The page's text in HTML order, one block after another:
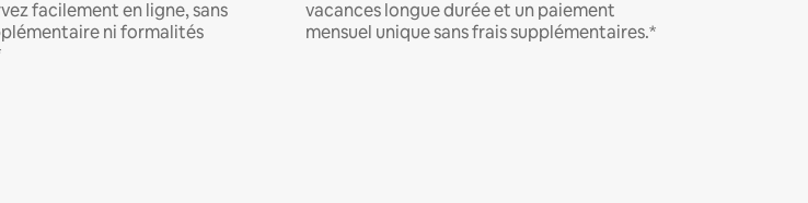
facilement en ligne, sans
ni formalités
vacances longue durée et un paiement
mensuel unique sans frais supplémentaires.*